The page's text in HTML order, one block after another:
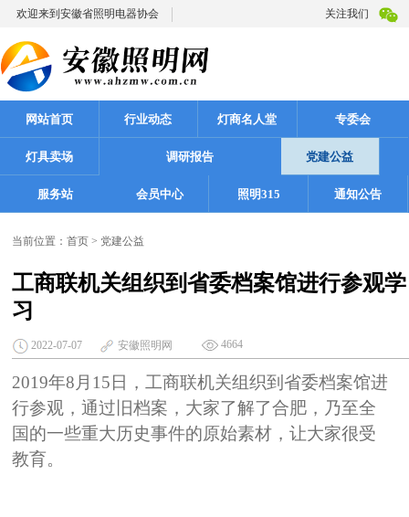
欢迎来到安徽省照明电器协会 关注我们
网站首页 行业动态 灯商名人堂 专委会
灯具卖场 调研报告 党建公益
服务站 会员中心 照明315 通知公告
当前位置：首页 > 党建公益
工商联机关组织到省委档案馆进行参观学
习
2022-07-07 安徽照明网 4664
2019年8月15日，工商联机关组织到省委档案馆进
行参观，通过旧档案，大家了解了合肥，乃至全
国的一些重大历史事件的原始素材，让大家很受
教育。